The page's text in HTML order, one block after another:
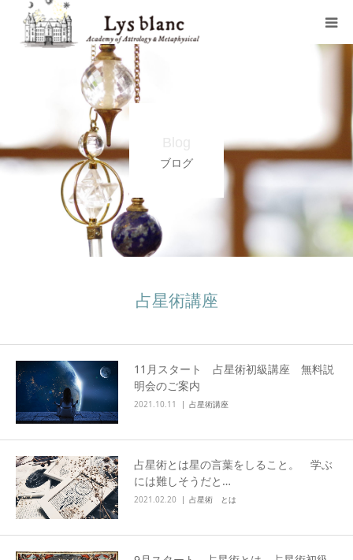
ブログ
占星術講座
11月スタート 占星術初級講座 無料説
明会のご案内
2021.10.11 占星術講座
占星術とは星の言葉をしること。 学ぶ
には難しそうだと…
2021.02.20 占星術 とは
プロフィール
メニュー
ウェブショップ
店舗案内